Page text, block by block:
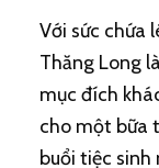
Với sức chứa
Thăng Long
mục đích
cho một bữa
buổi tiệc